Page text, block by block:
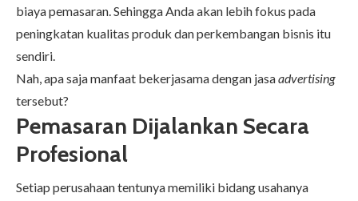
biaya pemasaran. Sehingga Anda akan lebih fokus pada
peningkatan kualitas produk dan perkembangan bisnis itu
sendiri.
Nah, apa saja manfaat bekerjasama dengan jasaadvertising
tersebut?
Pemasaran Dijalankan Secara
Profesional
Setiap perusahaan tentunya memiliki bidang usahanya